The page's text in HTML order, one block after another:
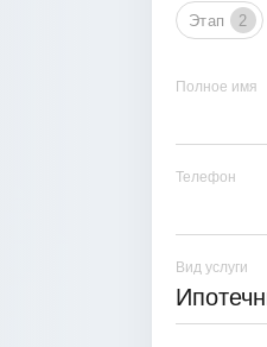
Этап 2
Полное имя
Телефон
Вид услуги